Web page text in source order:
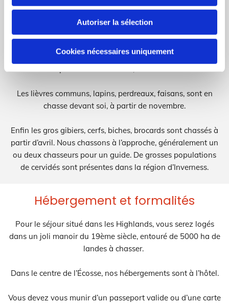
Autoriser la sélection
Cookies nécessaires uniquement
La chasse des oies, très abondantes à partir de novembre,
est effectuée au poste.
Pour la grouse, la chasse est très réglementée. Nous la
Les lièvres communs, lapins, perdreaux, faisans, sont en
chasse devant soi, à partir de novembre.
Enfin les gros gibiers, cerfs, biches, brocards sont chassés à
partir d’avril. Nous chassons à l’approche, généralement un
ou deux chasseurs pour un guide. De grosses populations
de cervidés sont présentes dans la région d’Inverness.
Hébergement et formalités
Pour le séjour situé dans les Highlands, vous serez logés
dans un joli manoir du 19ème siècle, entouré de 5000 ha de
landes à chasser.
Dans le centre de l’Écosse, nos hébergements sont à l’hôtel.
Vous devez vous munir d’un passeport valide ou d’une carte